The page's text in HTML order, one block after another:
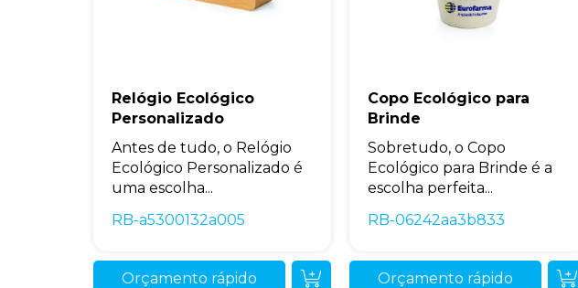
Relógio Ecológico
Personalizado
Antes de tudo, o Relógio
Ecológico Personalizado é
uma escolha...
RB-a5300132a005
Orçamento rápido
Copo Ecológico para
Brinde
Sobretudo, o Copo
Ecológico para Brinde é a
escolha perfeita...
RB-06242aa3b833
Orçamento rápido